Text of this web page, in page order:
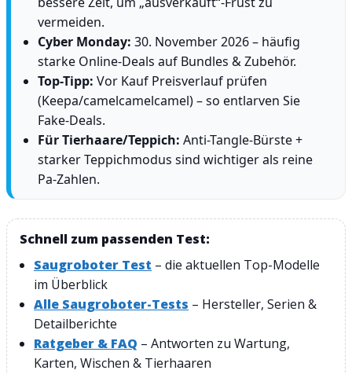
vermeiden.
Cyber Monday: 30. November 2026 – häufig
starke Online-Deals auf Bundles & Zubehör.
Top-Tipp: Vor Kauf Preisverlauf prüfen
(Keepa/camelcamelcamel) – so entlarven Sie
Fake-Deals.
Für Tierhaare/Teppich: Anti-Tangle-Bürste +
starker Teppichmodus sind wichtiger als reine
Pa-Zahlen.
Schnell zum passenden Test:
Saugroboter Test – die aktuellen Top-Modelle
im Überblick
Alle Saugroboter-Tests – Hersteller, Serien &
Detailberichte
Ratgeber & FAQ – Antworten zu Wartung,
Karten, Wischen & Tierhaaren